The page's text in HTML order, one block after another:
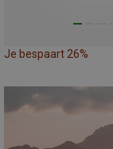
Je bespaart 26%